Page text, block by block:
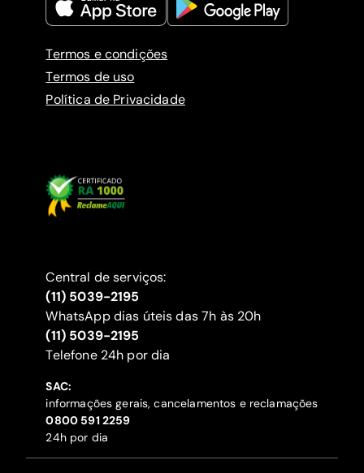
Termos e condições
Termos de uso
Política de Privacidade
Central de serviços:
(11) 5039-2195
WhatsApp dias úteis das 7h às 20h
(11) 5039-2195
‍Telefone 24h por dia
SAC:
informações gerais, cancelamentos e reclamações
‍0800 591 2259
24h por dia